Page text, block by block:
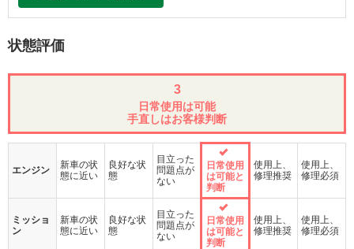
状態評価
3
日常使用は可能
手直しはお客様判断
エンジン
新車の状
態に近い
良好な状
態
目立った
問題点が
ない
日常使用
は可能と
判断
使用上、
修理推奨
使用上、
修理必須
ミッショ
ン
新車の状
態に近い
良好な状
態
目立った
問題点が
ない
日常使用
は可能と
判断
使用上、
修理推奨
使用上、
修理必須